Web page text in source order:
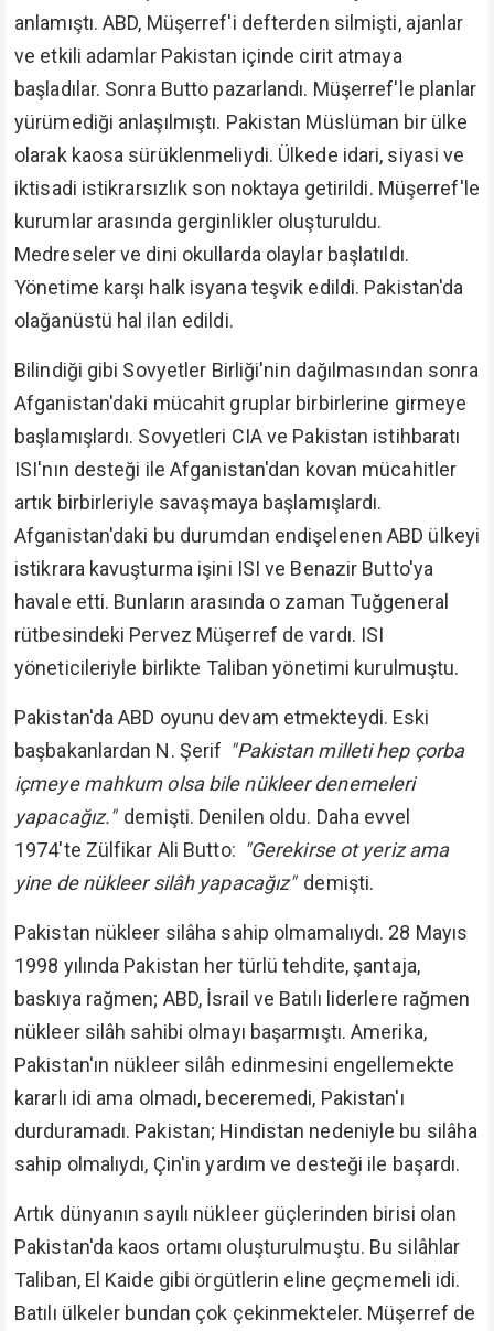
anlamıştı. ABD, Müşerref'i defterden silmişti, ajanlar
ve etkili adamlar Pakistan içinde cirit atmaya
başladılar. Sonra Butto pazarlandı. Müşerref'le planlar
yürümediği anlaşılmıştı. Pakistan Müslüman bir ülke
olarak kaosa sürüklenmeliydi. Ülkede idari, siyasi ve
iktisadi istikrarsızlık son noktaya getirildi. Müşerref'le
kurumlar arasında gerginlikler oluşturuldu.
Medreseler ve dini okullarda olaylar başlatıldı.
Yönetime karşı halk isyana teşvik edildi. Pakistan'da
olağanüstü hal ilan edildi.
Bilindiği gibi Sovyetler Birliği'nin dağılmasından sonra
Afganistan'daki mücahit gruplar birbirlerine girmeye
başlamışlardı. Sovyetleri CIA ve Pakistan istihbaratı
ISI'nın desteği ile Afganistan'dan kovan mücahitler
artık birbirleriyle savaşmaya başlamışlardı.
Afganistan'daki bu durumdan endişelenen ABD ülkeyi
istikrara kavuşturma işini ISI ve Benazir Butto'ya
havale etti. Bunların arasında o zaman Tuğgeneral
rütbesindeki Pervez Müşerref de vardı. ISI
yöneticileriyle birlikte Taliban yönetimi kurulmuştu.
Pakistan'da ABD oyunu devam etmekteydi. Eski
başbakanlardan N. Şerif "Pakistan milleti hep çorba
içmeye mahkum olsa bile nükleer denemeleri
yapacağız." demişti. Denilen oldu. Daha evvel
1974'te Zülfikar Ali Butto: "Gerekirse ot yeriz ama
yine de nükleer silâh yapacağız" demişti.
Pakistan nükleer silâha sahip olmamalıydı. 28 Mayıs
1998 yılında Pakistan her türlü tehdite, şantaja,
baskıya rağmen; ABD, İsrail ve Batılı liderlere rağmen
nükleer silâh sahibi olmayı başarmıştı. Amerika,
Pakistan'ın nükleer silâh edinmesini engellemekte
kararlı idi ama olmadı, beceremedi, Pakistan'ı
durduramadı. Pakistan; Hindistan nedeniyle bu silâha
sahip olmalıydı, Çin'in yardım ve desteği ile başardı.
Artık dünyanın sayılı nükleer güçlerinden birisi olan
Pakistan'da kaos ortamı oluşturulmuştu. Bu silâhlar
Taliban, El Kaide gibi örgütlerin eline geçmemeli idi.
Batılı ülkeler bundan çok çekinmekteler. Müşerref de